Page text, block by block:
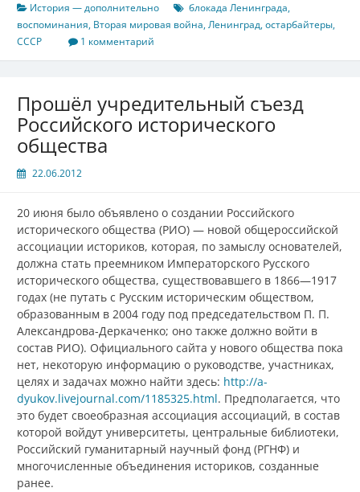
История — дополнительно блокада Ленинграда,
воспоминания, Вторая мировая война,Ленинград,остарбайтеры,
СССР
1 комментарий
Прошёл учредительный съезд
Российского исторического
общества
22.06.2012
20 июня было объявлено о создании Российского
исторического общества (РИО) — новой общероссийской
ассоциации историков, которая, по замыслу основателей,
должна стать преемником Императорского Русского
исторического общества, существовавшего в 1866—1917
годах (не путать с Русским историческим обществом,
образованным в 2004 году под председательством П. П.
Александрова-Деркаченко; оно также должно войти в
состав РИО). Официального сайта у нового общества пока
нет, некоторую информацию о руководстве, участниках,
целях и задачах можно найти здесь: http://a-
dyukov.livejournal.com/1185325.html. Предполагается, что
это будет своеобразная ассоциация ассоциаций, в состав
которой войдут университеты, центральные библиотеки,
Российский гуманитарный научный фонд (РГНФ) и
многочисленные объединения историков, созданные
ранее.